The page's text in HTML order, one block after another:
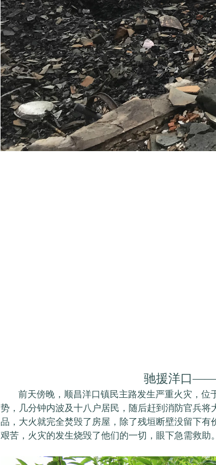
驰援洋口——
前天傍晚，顺昌洋口镇民主路发生严重火灾，位
势，几分钟内波及十八户居民，随后赶到消防官兵
品，大火就完全焚毁了房屋，除了残垣断壁没留下
艰苦，火灾的发生烧毁了他们的一切，眼下急需救助